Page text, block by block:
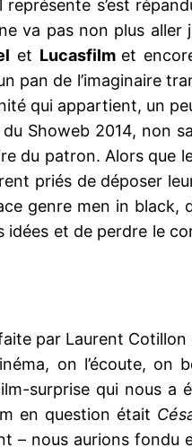
s’est
va pas non plus aller
et Lucasfilm et
pan de l’imaginaire
qui appartient, un
Showeb 2014, non
du patron. Alors que
priés de déposer
genre men in black,
idées et de perdre le
par Laurent Cotillon
on l’écoute, on
surprise qui nous a
en question était
– nous aurions fondu